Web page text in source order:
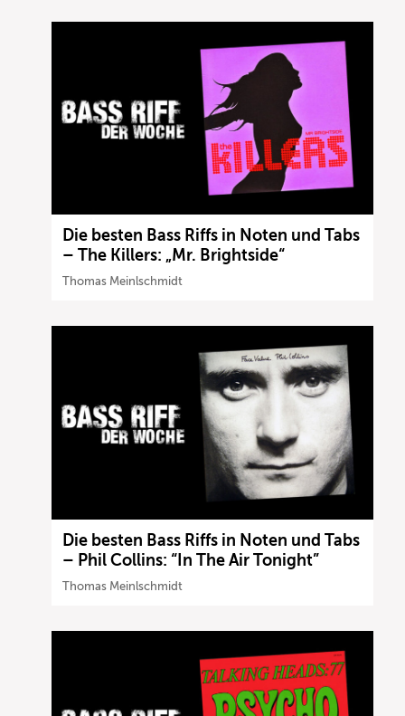
Die besten Bass Riffs in Noten und Tabs
– The Killers: „Mr. Brightside“
Thomas Meinlschmidt
Die besten Bass Riffs in Noten und Tabs
– Phil Collins: “In The Air Tonight”
Thomas Meinlschmidt